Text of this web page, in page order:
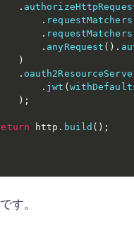
.
. requestMatchers
. requestMatchers
. anyRequest ( ) .
)
.
. jwt (
) ;
http . build ( ) ;
す。